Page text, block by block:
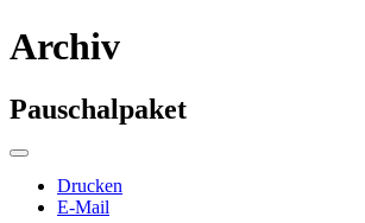
Archiv
Pauschalpaket
Drucken
E-Mail